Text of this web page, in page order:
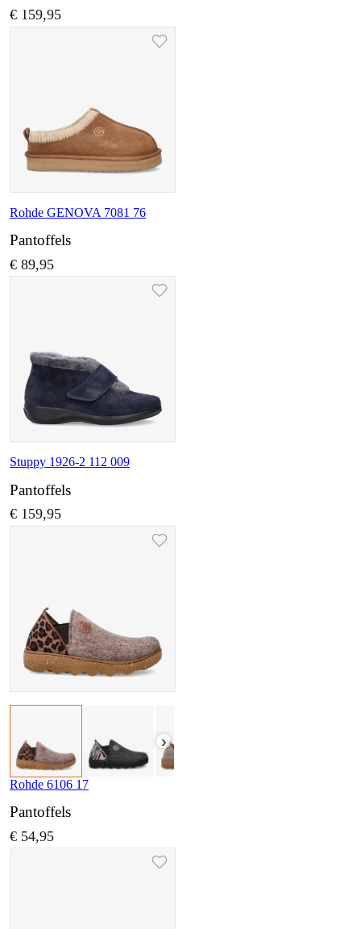
€ 159,95
Rohde GENOVA 7081 76
Pantoffels
€ 89,95
Stuppy 1926-2 112 009
Pantoffels
€ 159,95
›
Rohde 6106 17
Pantoffels
€ 54,95